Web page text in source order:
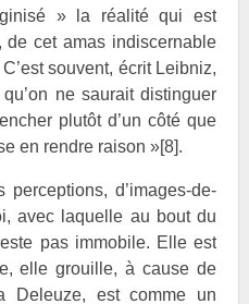
» la réalité qui est
de cet amas indiscernable
souvent, écrit Leibniz,
ne saurait distinguer
plutôt d’un côté que
en rendre raison »[8].
d’images-de-
avec laquelle au bout du
pas immobile. Elle est
elle grouille, à cause de
Deleuze, est comme un